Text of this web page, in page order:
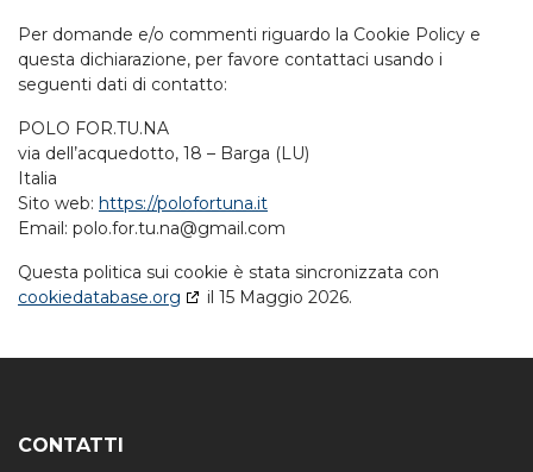
Per domande e/o commenti riguardo la Cookie Policy e
questa dichiarazione, per favore contattaci usando i
seguenti dati di contatto:
POLO FOR.TU.NA
via dell’acquedotto, 18 – Barga (LU)
Italia
Sito web: https://polofortuna.it
Email: polo.for.tu.na@gmail.com
Questa politica sui cookie è stata sincronizzata con
cookiedatabase.org
il 15 Maggio 2026.
CONTATTI